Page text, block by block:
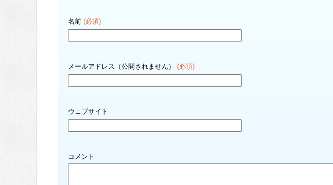
名前 (必須)
メールアドレス（公開されません） (必須)
ウェブサイト
コメント